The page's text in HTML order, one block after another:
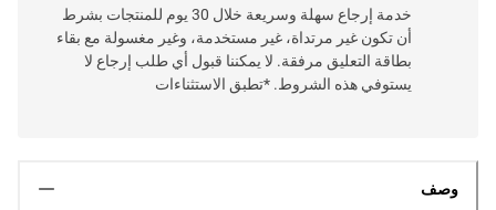
خدمة إرجاع سهلة وسريعة خلال 30 يوم للمنتجات بشرط
أن تكون غير مرتداة، غير مستخدمة، وغير مغسولة مع بقاء
بطاقة التعليق مرفقة. لا يمكننا قبول أي طلب إرجاع لا
يستوفي هذه الشروط. *تطبق الاستثناءات
وصف